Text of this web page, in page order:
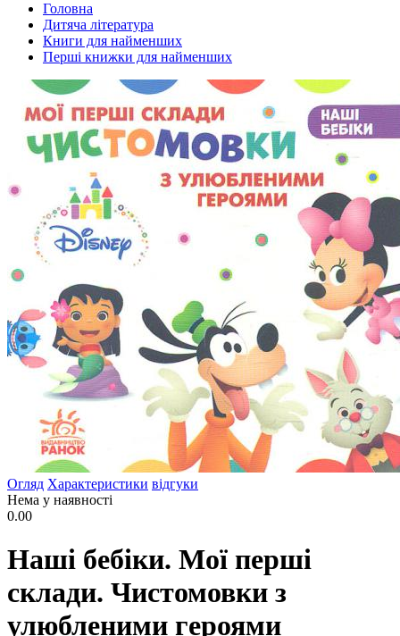
Головна
Дитяча література
Книги для найменших
Перші книжки для найменших
Огляд Характеристики відгуки
Нема у наявності
0.00
Наші бебіки. Мої перші
склади. Чистомовки з
улюбленими героями